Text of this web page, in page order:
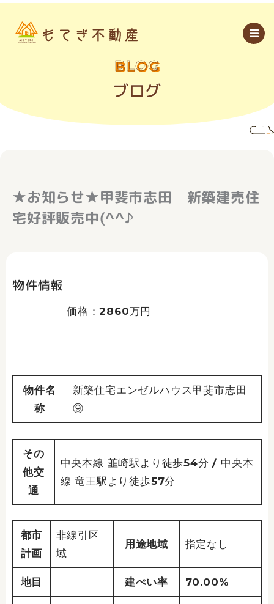
内
BLOG
ブログ
★お知らせ★甲斐市志田 新築建売住
宅好評販売中(^^♪
物件情報
価格：2860万円
物件名
称
新築住宅エンゼルハウス甲斐市志田
⑨
その
他交
通
中央本線 韮崎駅より徒歩54分 / 中央本
線 竜王駅より徒歩57分
都市
計画
非線引区
域
用途地域 指定なし
地目 建ぺい率 70.00%